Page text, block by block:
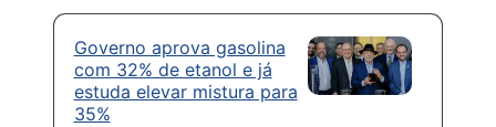
Governo aprova gasolina
com 32% de etanol e já
estuda elevar mistura para
35%